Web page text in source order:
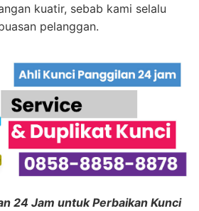
kuatir, sebab kami selalu
pelanggan.
24 Jam untuk Perbaikan Kunci